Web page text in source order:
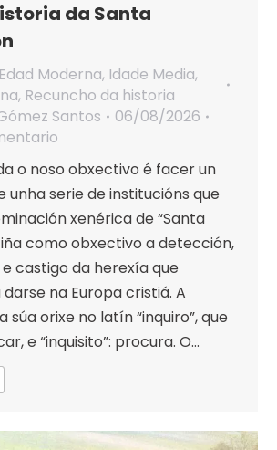
da Santa
Edad Moderna, Idade Media,
, Recuncho da historia
Santos
06/08/2026
o noso obxectivo é facer un
unha serie de institucións que
xenérica de “Santa
como obxectivo a detección,
castigo da herexía que
na Europa cristiá. A
súa orixe no latín “inquiro”, que
e “inquisito”: procura. O…